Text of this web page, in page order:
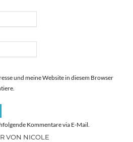
und meine Website in diesem Browser
Kommentare via E-Mail.
VON NICOLE